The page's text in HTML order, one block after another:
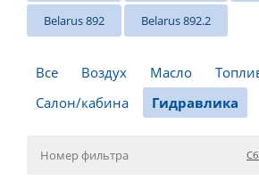
Belarus 892 Belarus 892.2
Все Воздух Масло
Салон/кабина
Гидравлика